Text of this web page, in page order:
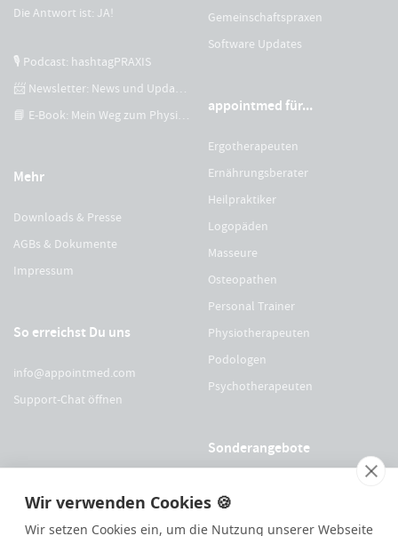
Wir verwenden Cookies 🍪
Wir setzen Cookies ein, um die Nutzung unserer Webseite
Die Antwort ist: JA!
🎙 Podcast: hashtagPRAXIS
📨 Newsletter: News und Updates
📘 E-Book: Mein Weg zum Physiotherapeuten
Mehr
Downloads & Presse
AGBs & Dokumente
Impressum
So erreichst Du uns
info@appointmed.com
Support-Chat öffnen
Gemeinschaftspraxen
Software Updates
appointmed für...
Ergotherapeuten
Ernährungsberater
Heilpraktiker
Logopäden
Masseure
Osteopathen
Personal Trainer
Physiotherapeuten
Podologen
Psychotherapeuten
Sonderangebote